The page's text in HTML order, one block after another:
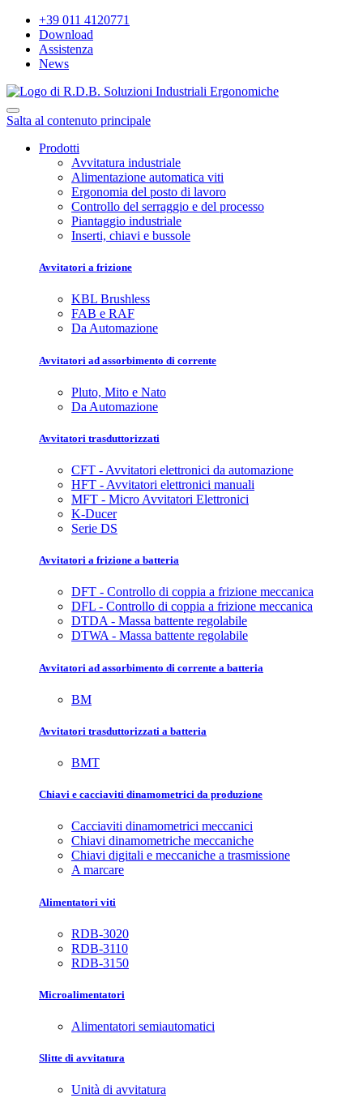
+39 011 4120771
Download
Assistenza
News
Salta al contenuto principale
Prodotti
Avvitatura industriale
Alimentazione automatica viti
Ergonomia del posto di lavoro
Controllo del serraggio e del processo
Piantaggio industriale
Inserti, chiavi e bussole
Avvitatori a frizione
KBL Brushless
FAB e RAF
Da Automazione
Avvitatori ad assorbimento di corrente
Pluto, Mito e Nato
Da Automazione
Avvitatori trasduttorizzati
CFT - Avvitatori elettronici da automazione
HFT - Avvitatori elettronici manuali
MFT - Micro Avvitatori Elettronici
K-Ducer
Serie DS
Avvitatori a frizione a batteria
DFT - Controllo di coppia a frizione meccanica
DFL - Controllo di coppia a frizione meccanica
DTDA - Massa battente regolabile
DTWA - Massa battente regolabile
Avvitatori ad assorbimento di corrente a batteria
BM
Avvitatori trasduttorizzati a batteria
BMT
Chiavi e cacciaviti dinamometrici da produzione
Cacciaviti dinamometrici meccanici
Chiavi dinamometriche meccaniche
Chiavi digitali e meccaniche a trasmissione
A marcare
Alimentatori viti
RDB-3020
RDB-3110
RDB-3150
Microalimentatori
Alimentatori semiautomatici
Slitte di avvitatura
Unità di avvitatura